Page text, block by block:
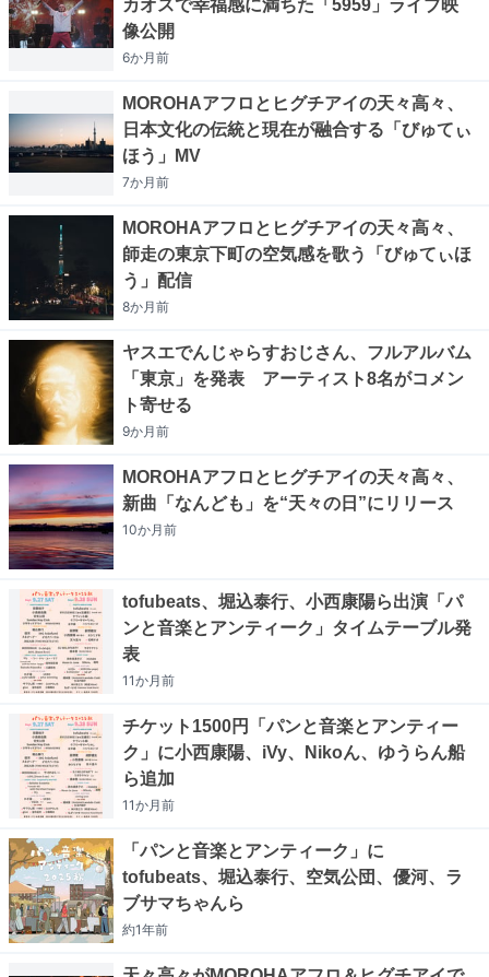
カオスで幸福感に満ちた「5959」ライブ映
像公開
6か月前
MOROHAアフロとヒグチアイの天々高々、
日本文化の伝統と現在が融合する「びゅてぃ
ほう」MV
7か月前
MOROHAアフロとヒグチアイの天々高々、
師走の東京下町の空気感を歌う「びゅてぃほ
う」配信
8か月前
ヤスエでんじゃらすおじさん、フルアルバム
「東京」を発表 アーティスト8名がコメン
ト寄せる
9か月前
MOROHAアフロとヒグチアイの天々高々、
新曲「なんども」を“天々の日”にリリース
10か月前
tofubeats、堀込泰行、小西康陽ら出演「パ
ンと音楽とアンティーク」タイムテーブル発
表
11か月前
チケット1500円「パンと音楽とアンティー
ク」に小西康陽、iVy、Nikoん、ゆうらん船
ら追加
11か月前
「パンと音楽とアンティーク」に
tofubeats、堀込泰行、空気公団、優河、ラ
ブサマちゃんら
約1年前